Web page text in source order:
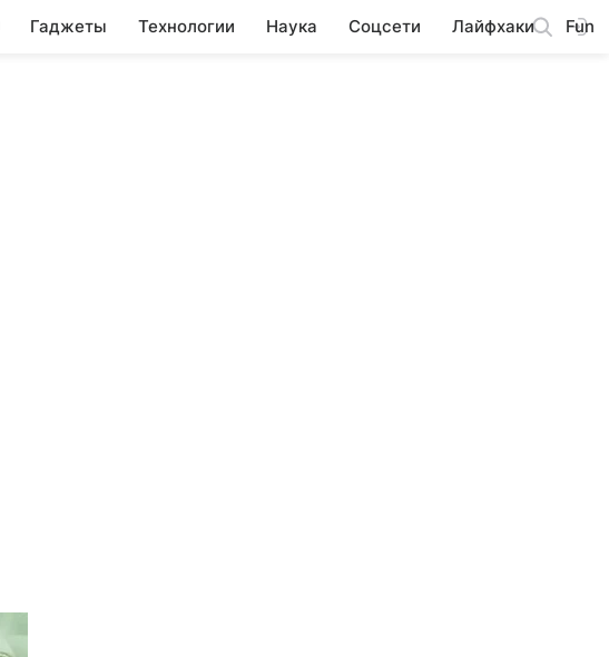
Гаджеты Технологии Наука Соцсети Лайфхаки Fun